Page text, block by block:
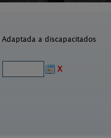
Adaptada a discapacitados
X